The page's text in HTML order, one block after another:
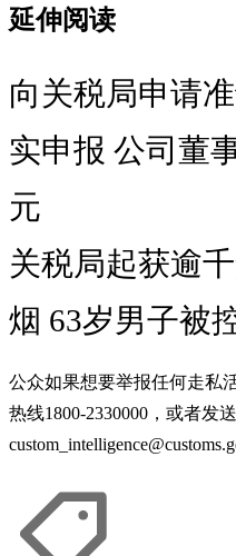
延伸阅读
向关税局申请
实申报 公司董
元
关税局起获逾
烟 63岁男子被
公众如果想要举报任何走私
热线1800-2330000，或者发